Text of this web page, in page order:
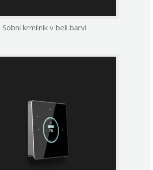
Sobni krmilnik v beli barvi